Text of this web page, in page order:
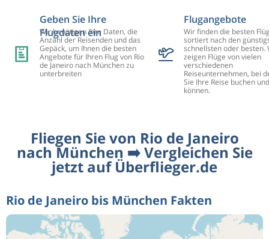
Geben Sie Ihre
Flugdaten ein
Wir benötigen Ihre Daten, die
Anzahl der Reisenden und das
Gepäck, um Ihnen die besten
Angebote für Ihren Flug von Rio
de Janeiro nach München zu
unterbreiten
Flugangebote
Wir finden die besten
sortiert nach den
schnellsten oder besten.
zeigen Flüge von vielen
verschiedenen
Reiseunternehmen, bei
Sie Ihre Reise buchen
können.
Fliegen Sie von Rio de Janeiro
nach München ➡️ Vergleichen Sie
jetzt auf Überflieger.de
Rio de Janeiro bis München Fakten